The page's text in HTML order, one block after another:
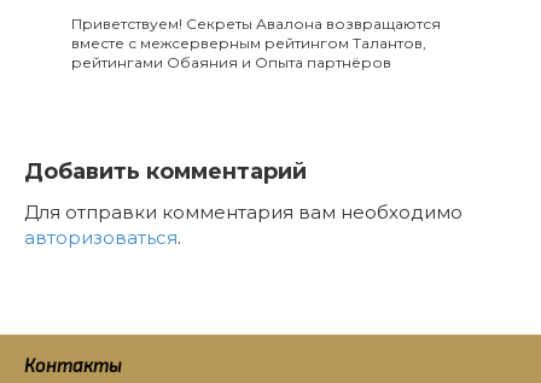
Приветствуем! Секреты Авалона возвращаются
вместе с межсерверным рейтингом Талантов,
рейтингами Обаяния и Опыта партнёров
Добавить комментарий
Для отправки комментария вам необходимо
авторизоваться.
Контакты